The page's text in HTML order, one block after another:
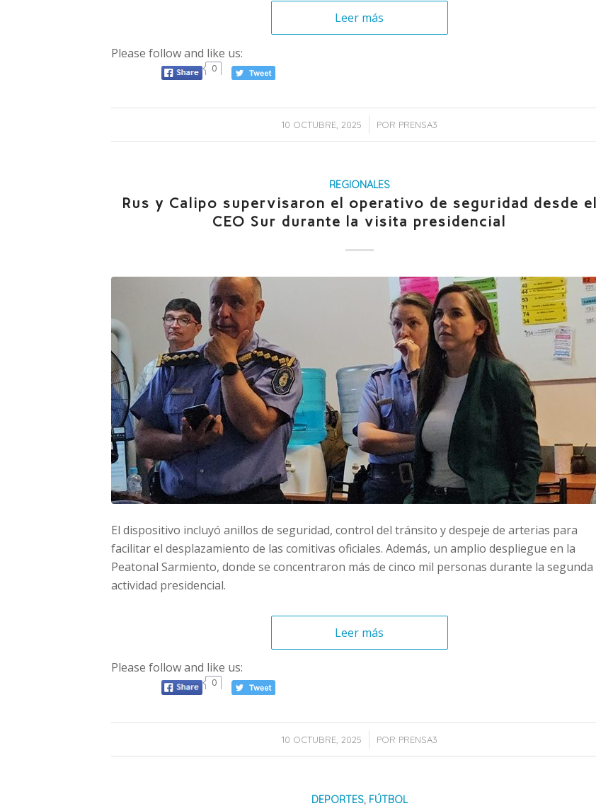
Leer más
Please follow and like us:
0
10 OCTUBRE, 2025
/ POR PRENSA3
REGIONALES
Rus y Calipo supervisaron el operativo de seguridad desde el
CEO Sur durante la visita presidencial
El dispositivo incluyó anillos de seguridad, control del tránsito y despeje de arterias para
facilitar el desplazamiento de las comitivas oficiales. Además, un amplio despliegue en la
Peatonal Sarmiento, donde se concentraron más de cinco mil personas durante la segunda
actividad presidencial.
Leer más
Please follow and like us:
0
10 OCTUBRE, 2025
/ POR PRENSA3
DEPORTES, FÚTBOL